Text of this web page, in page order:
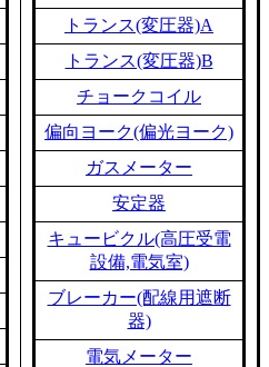
トランス(変圧器)A
トランス(変圧器)B
チョークコイル
偏向ヨーク(偏光ヨーク)
ガスメーター
安定器
キュービクル(高圧受電
設備,電気室)
ブレーカー(配線用遮断
器)
電気メーター